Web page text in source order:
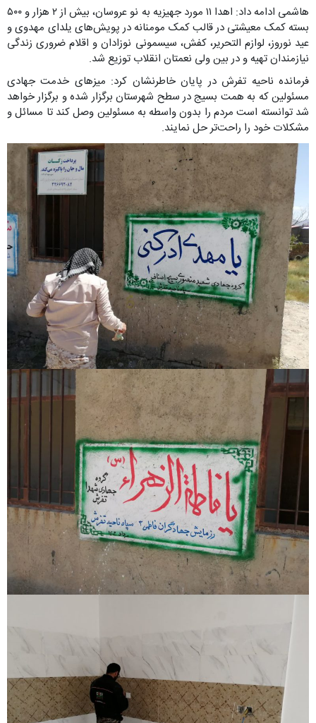
هاشمی ادامه داد: اهدا ۱۱ مورد جهیزیه به نو عروسان، بیش از ۲ هزار و ۵۰۰
بسته کمک معیشتی در قالب کمک مومنانه در پویش‌های یلدای مهدوی و
عید نوروز، لوازم التحریر، کفش، سیسمونی نوزادان و اقلام ضروری زندگی
نیازمندان تهیه و در بین ولی نعمتان انقلاب توزیع شد.
فرمانده ناحیه تفرش در پایان خاطرنشان کرد: میزهای خدمت جهادی
مسئولین که به همت بسیج در سطح شهرستان برگزار شده و برگزار خواهد
شد توانسته است مردم را بدون واسطه به مسئولین وصل کند تا مسائل و
مشکلات خود را راحت‌تر حل نمایند.